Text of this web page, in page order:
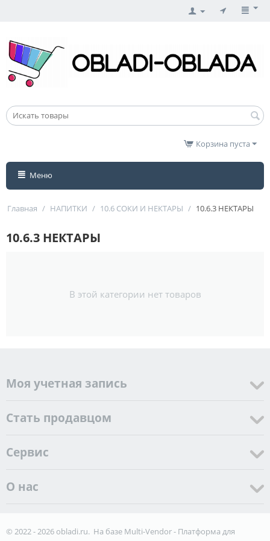
Корзина пуста
Меню
Главная / НАПИТКИ / 10.6 СОКИ И НЕКТАРЫ / 10.6.3 НЕКТАРЫ
10.6.3 НЕКТАРЫ
В этой категории нет товаров
Моя учетная запись
Стать продавцом
Cервис
О нас
© 2022 - 2026 obladi.ru. На базе Multi-Vendor - Платформа для